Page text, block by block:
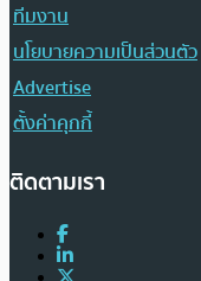
ทีมงาน
นโยบายความเป็นส่วนตัว
Advertise
ตั้งค่าคุกกี้
ติดตามเรา